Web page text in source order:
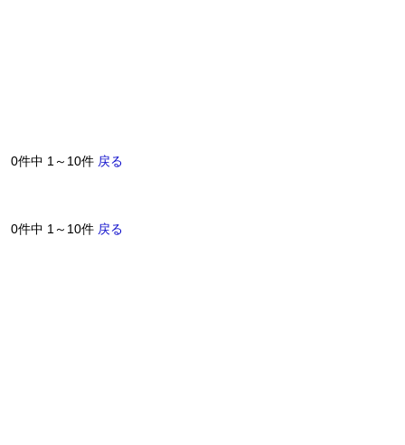
0件中 1～10件 戻る
0件中 1～10件 戻る